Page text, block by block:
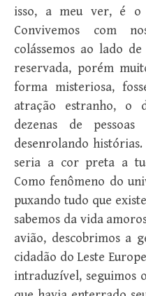
isso, a meu ver, é o
Convivemos com
colássemos ao lado
reservada, porém
forma misteriosa,
atração estranho, o
dezenas de
desenrolando histórias.
seria a cor preta a
Como fenômeno do
puxando tudo que
sabemos da vida
avião, descobrimos a
cidadão do Leste
intraduzível, seguimos